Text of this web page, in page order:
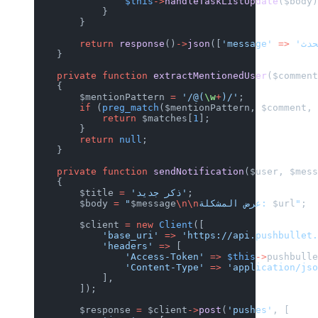
            }
        }
        return
response ()-> json ([ 'message' =>
    }
    private
function extractMentionedUser
    {
        $mentionPattern
'/@(\w + )/'
        if
( preg_match ($mentionPattern,
            return
$matches[
];
        }
        return
null
    }
    private
function sendNotification ($user,
    {
        $title
'ذكر جديد'
        $body
"$message \n\n عرض المشكلة: $url "
        $client
new Client
            'base_uri'
=>
'https://
            'headers'
=>
                'Access-Token'
=> $this->
                'Content-Type'
=>
'application/
            ],
        ]);
        $response
$client->post ( 'pushes'